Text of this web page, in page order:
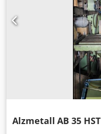
Alzmetall AB 35 HST